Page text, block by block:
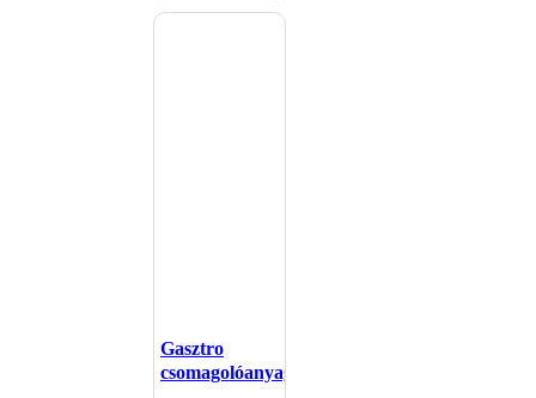
Gasztro
csomagolóanyagok